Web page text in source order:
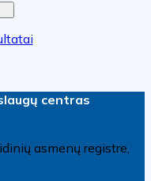
centras
asmenų registre,